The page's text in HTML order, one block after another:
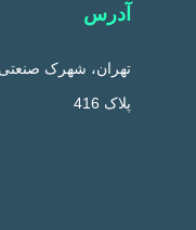
آدرس
پلاک 416